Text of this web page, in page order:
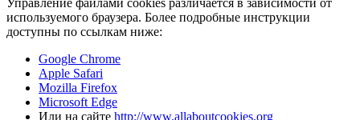
Управление файлами cookies различается в зависимости от
используемого браузера. Более подробные инструкции
доступны по ссылкам ниже:
Google Chrome
Apple Safari
Mozilla Firefox
Microsoft Edge
Или на сайте http://www.allaboutcookies.org